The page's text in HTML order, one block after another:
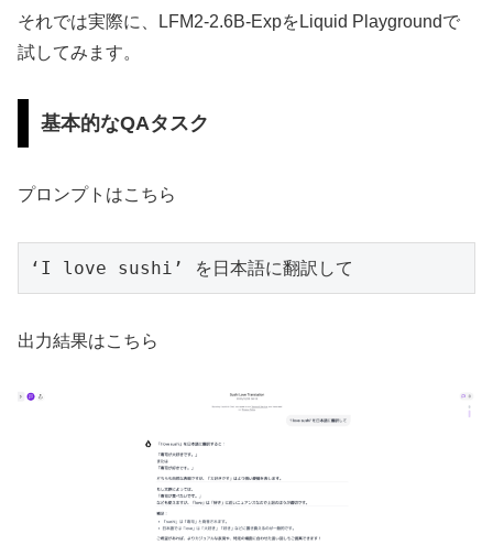
それでは実際に、LFM2-2.6B-ExpをLiquid Playgroundで
試してみます。
基本的なQAタスク
プロンプトはこちら
‘I love sushi’ を日本語に翻訳して
出力結果はこちら